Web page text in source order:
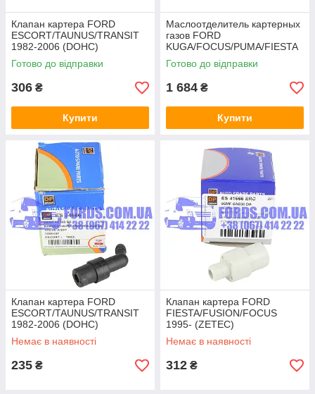
Клапан картера FORD
ESCORT/TAUNUS/TRANSIT
1982-2006 (DOHC)
(1096487/88WF6A666BA/ERC
135) ERC
Готово до відправки
306 ₴
Купити
Маслоотделитель картерных
газов FORD
KUGA/FOCUS/PUMA/FIESTA
2019- HMPX
Готово до відправки
1 684 ₴
Купити
Клапан картера FORD
ESCORT/TAUNUS/TRANSIT
1982-2006 (DOHC)
(1096487/88WF6A666BA/ES3
4666) DP GROUP
Немає в наявності
235 ₴
Клапан картера FORD
FIESTA/FUSION/FOCUS
1995- (ZETEC)
(1026678/96MF6A666DA/ERC
134) ERC
Немає в наявності
312 ₴